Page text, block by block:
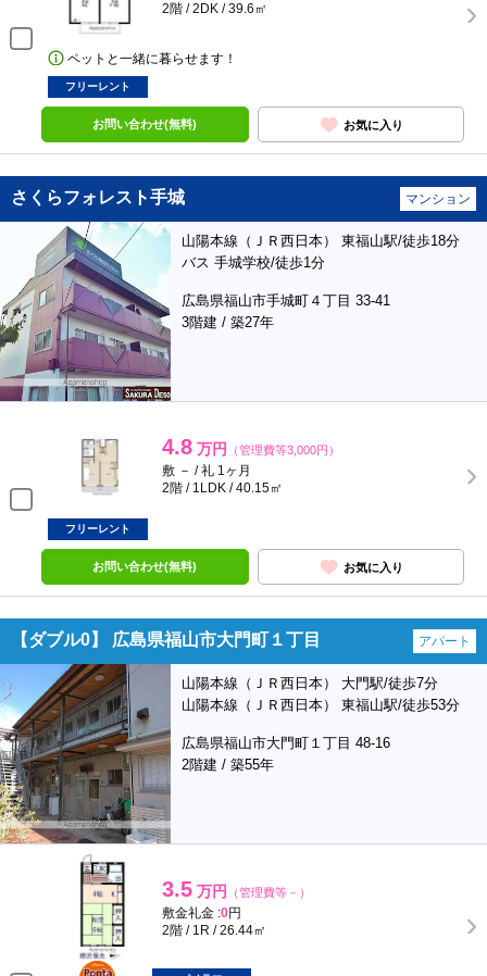
2階 / 2DK / 39.6㎡
ペットと一緒に暮らせます！
フリーレント
お問い合わせ(無料) お気に入り
さくらフォレスト手城 マンション
山陽本線（ＪＲ西日本） 東福山駅/徒歩18分
バス 手城学校/徒歩1分
広島県福山市手城町４丁目 33-41
3階建 / 築27年
4.8 万円 （管理費等3,000円）
敷 － / 礼 1ヶ月
2階 / 1LDK / 40.15㎡
フリーレント
お問い合わせ(無料) お気に入り
【ダブル0】 広島県福山市大門町１丁目 アパート
山陽本線（ＪＲ西日本） 大門駅/徒歩7分
山陽本線（ＪＲ西日本） 東福山駅/徒歩53分
広島県福山市大門町１丁目 48-16
2階建 / 築55年
3.5 万円 （管理費等－）
敷金礼金 :0円
2階 / 1R / 26.44㎡
ポンタ